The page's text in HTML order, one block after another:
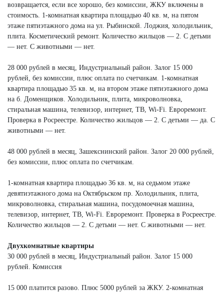
возвращается, если все хорошо, без комиссии, ЖКУ включены в
стоимость. 1-комнатная квартира площадью 40 кв. м, на пятом
этаже пятиэтажного дома на ул. Рыбинской. Лоджия, холодильник,
плита. Косметический ремонт. Количество жильцов — 2. С детьми
— нет. С животными — нет.
28 000 рублей в месяц, Индустриальный район. Залог 15 000
рублей, без комиссии, плюс оплата по счетчикам. 1-комнатная
квартира площадью 35 кв. м, на втором этаже пятиэтажного дома
на б. Доменщиков. Холодильник, плита, микроволновка,
стиральная машина, телевизор, интернет, ТВ, Wi-Fi. Евроремонт.
Проверка в Росреестре. Количество жильцов — 2. С детьми — да. С
животными — нет.
48 000 рублей в месяц, Зашекснинский район. Залог 20 000 рублей,
без комиссии, плюс оплата по счетчикам.
1-комнатная квартира площадью 36 кв. м, на седьмом этаже
девятиэтажного дома на Октябрьском пр. Холодильник, плита,
микроволновка, стиральная машина, посудомоечная машина,
телевизор, интернет, ТВ, Wi-Fi. Евроремонт. Проверка в Росреестре.
Количество жильцов — 2. С детьми — нет. С животными — нет.
Двухкомнатные квартиры
30 000 рублей в месяц, Индустриальный район. Залог 15 000
рублей. Комиссия
15 000 платится разово. Плюс 5000 рублей за ЖКУ. 2-комнатная